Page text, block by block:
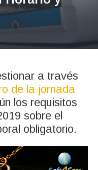
a través
de la jornada
los requisitos
sobre el
obligatorio.